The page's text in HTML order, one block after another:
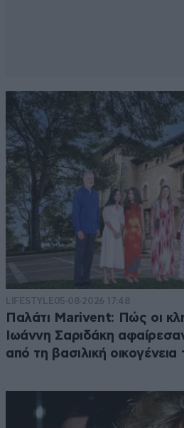
LIFESTYLE05·08·2026 17:48
Παλάτι Marivent: Πώς οι
Ιωάννη Σαριδάκη
από τη βασιλική οικογένεια